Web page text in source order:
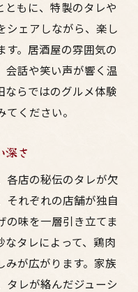
ともに、特製のタレや
シェアしながら、楽し
す。居酒屋の雰囲気の
会話や笑い声が響く温
ならではのグルメ体験
ください。
深さ
各店の秘伝のタレが欠
それぞれの店舗が独自
の味を一層引き立てま
なタレによって、鶏肉
みが広がります。家族
タレが絡んだジューシ